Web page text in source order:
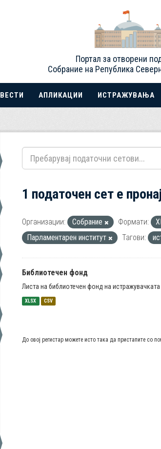
Портал за отворени
Собрание на Република
ВЕСТИ АПЛИКАЦИИ ИСТРАЖУВАЊА
1 податочен сет е
Организации: Собрание Формати:
Парламентарен институт
Тагови:
Библиотечен фонд
Листа на библиотечен фонд на
XLSX CSV
До овој регистар можете исто така да пристапите со